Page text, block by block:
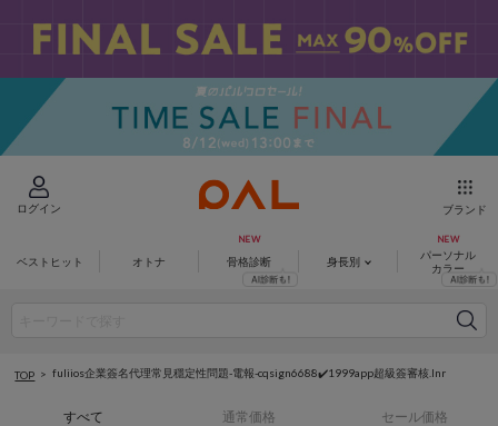
ログイン ブランド
ベストヒット オトナ 骨格診断 身長別
パーソナル
カラー
TOP fuliios企業簽名代理常見穩定性問題-電報-cqsign6688✔️1999app超級簽審核.lnr
すべて 通常価格 セール価格